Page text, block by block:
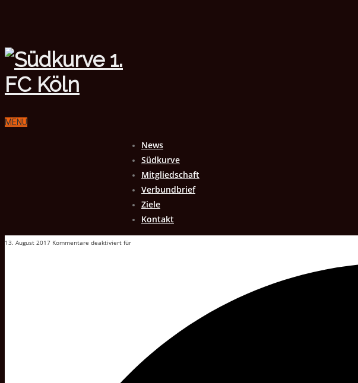
MENU
News
Südkurve
Mitgliedschaft
Verbundbrief
Ziele
Kontakt
13. August 2017 Kommentare deaktiviert für